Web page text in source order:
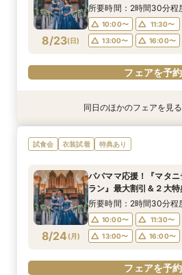
8/22(土)
13:00〜
16:00〜
フェアを予約
8/22(土)
13:00〜
16:00〜
フェアを予約
8/22(土)
13:00〜
16:00〜
フェアを予約
8/22(土)
13:00〜
16:00〜
フェアを予約
8/23(日)
所要時間：2時間30分程
10:00〜
11:30〜
13:00〜
16:00〜
フェアを予約
衣装試着 特典あり
8/23(日)
【ドレス重視オススメ◎
OFF*来館特典×無料試食
10:00〜
11:30〜
13:00〜
16:00〜
フェアを予約
特典あり
8/23(日)
【少人数婚応援】来館
トGET！特典・試食フェ
10:00〜
11:30〜
13:00〜
16:00〜
フェアを予約
衣装試着 特典あり
8/23(日)
卒花オススメ◎英国伝
150万円割引×来館特典ギ
10:00〜
11:30〜
13:00〜
16:00〜
フェアを予約
衣装試着 特典あり
8/23(日)
【ペット婚人気NO.1】
出×豪華試食フェア*最大
10:00〜
11:30〜
13:00〜
16:00〜
フェアを予約
同日のほかのフェアを見る
試食会 衣装試着 特典あり
8/24 (月)
パパママ応援！『マタ
ラン』最大割引＆２大特
所要時間：2時間30分程
10:00〜
11:30〜
13:00〜
16:00〜
フェアを予約